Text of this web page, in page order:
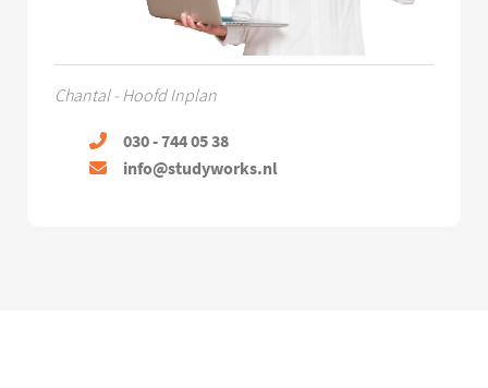
Chantal - Hoofd Inplan
030 - 744 05 38
info@studyworks.nl